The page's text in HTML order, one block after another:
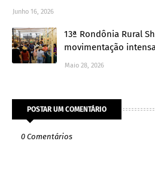
Junho 16, 2026
13ª Rondônia Rural
movimentação
Maio 28, 2026
POSTAR UM COMENTÁRIO
0 Comentários